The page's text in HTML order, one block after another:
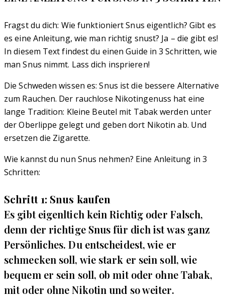
Fragst du dich: Wie funktioniert Snus eigentlich? Gibt es
es eine Anleitung, wie man richtig snust? Ja – die gibt es!
In diesem Text findest du einen Guide in 3 Schritten, wie
man Snus nimmt. Lass dich insprieren!
Die Schweden wissen es: Snus ist die bessere Alternative
zum Rauchen. Der rauchlose Nikotingenuss hat eine
lange Tradition: Kleine Beutel mit Tabak werden unter
der Oberlippe gelegt und geben dort Nikotin ab. Und
ersetzen die Zigarette.
Wie kannst du nun Snus nehmen? Eine Anleitung in 3
Schritten:
Schritt 1: Snus kaufen
Es gibt eigenltich kein Richtig oder Falsch,
denn der richtige Snus für dich ist was ganz
Persönliches. Du entscheidest, wie er
schmecken soll, wie stark er sein soll, wie
bequem er sein soll, ob mit oder ohne Tabak,
mit oder ohne Nikotin und so weiter.